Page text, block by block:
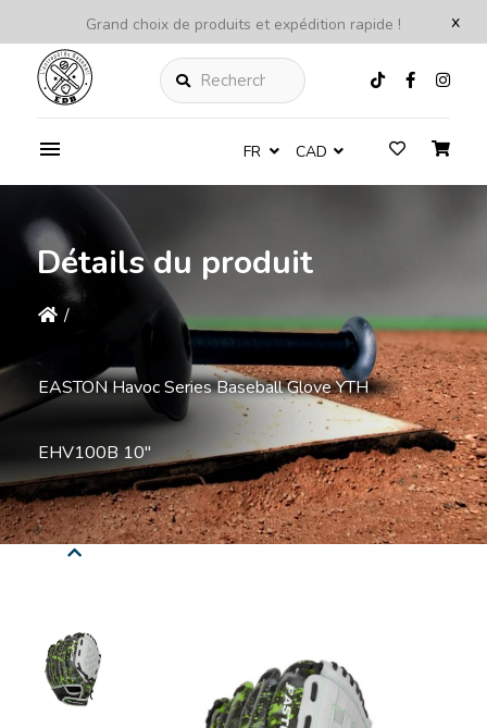
x
Grand choix de produits et expédition rapide !
Rechercher
FR CAD
Détails du produit
/
EASTON Havoc Series Baseball Glove YTH
EHV100B 10''